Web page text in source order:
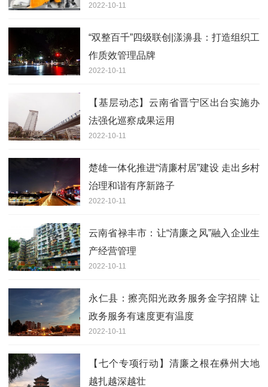
2022-10-11
“双整百千”四级联创|漾濞县：打造组织工
作质效管理品牌
2022-10-11
【基层动态】云南省晋宁区出台实施办
法强化巡察成果运用
2022-10-11
楚雄一体化推进“清廉村居”建设 走出乡村
治理和谐有序新路子
2022-10-11
云南省禄丰市：让“清廉之风”融入企业生
产经营管理
2022-10-11
永仁县：擦亮阳光政务服务金字招牌 让
政务服务有速度更有温度
2022-10-11
【七个专项行动】清廉之根在彝州大地
越扎越深越壮